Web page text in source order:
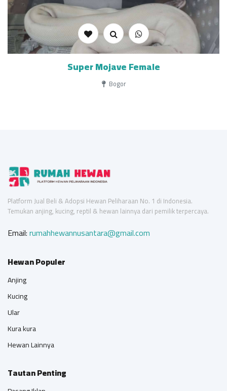
Super Mojave Female
Bogor
Platform Jual Beli & Adopsi Hewan Peliharaan No. 1 di Indonesia.
Temukan anjing, kucing, reptil & hewan lainnya dari pemilik terpercaya.
Email:rumahhewannusantara@gmail.com
Hewan Populer
Anjing
Kucing
Ular
Kura kura
Hewan Lainnya
Tautan Penting